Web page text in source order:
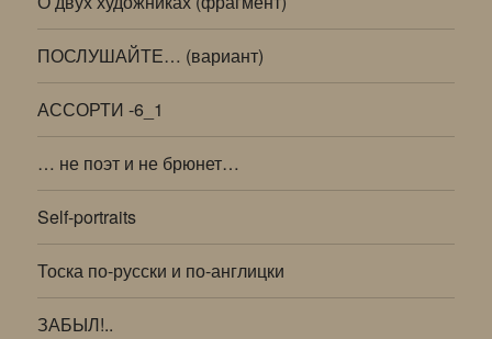
ПОСЛУШАЙТЕ… (вариант)
АССОРТИ -6_1
… не поэт и не брюнет…
Self-portraits
Тоска по-русски и по-англицки
ЗАБЫЛ!..